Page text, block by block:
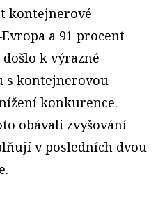
kontejnerové
a 91 procent
došlo k výrazné
s kontejnerovou
konkurence.
obávali zvyšování
v posledních dvou